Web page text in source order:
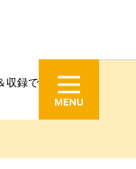
収録で
クライ